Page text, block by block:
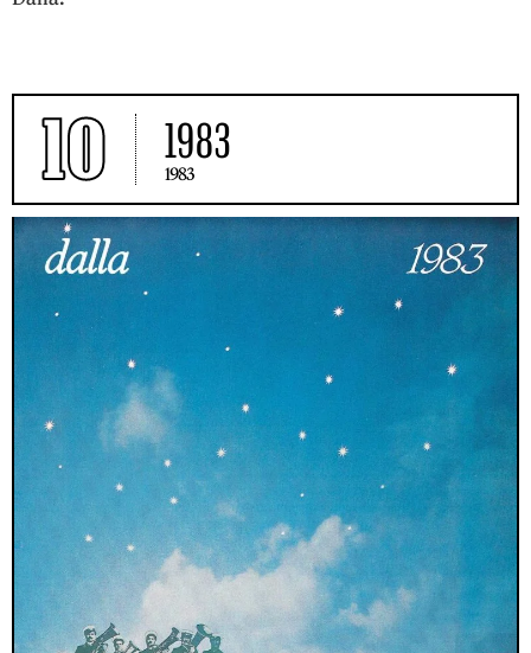
10 1983
1983